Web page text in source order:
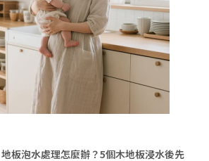
地板泡水處理怎麼辦？5個木地板浸水後先